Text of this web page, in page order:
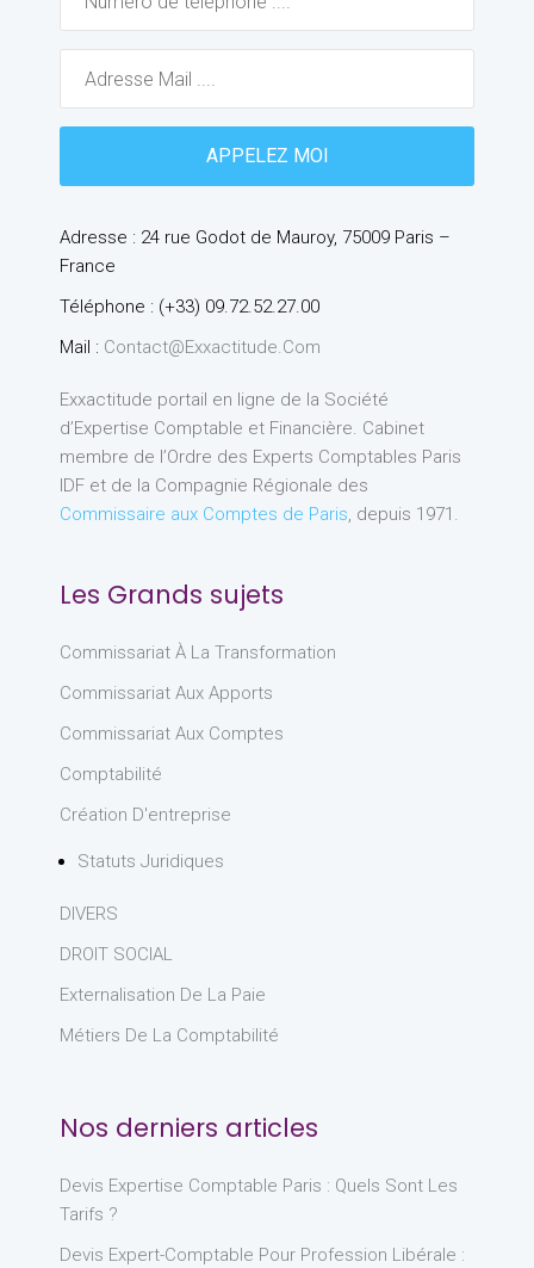
Adresse : 24 rue Godot de Mauroy, 75009 Paris –
France
Téléphone : (+33) 09.72.52.27.00
Mail : Contact@exxactitude.com
Exxactitude portail en ligne de la Société
d’Expertise Comptable et Financière. Cabinet
membre de l’Ordre des Experts Comptables Paris
IDF et de la Compagnie Régionale des
Commissaire aux Comptes de Paris, depuis 1971.
Les Grands sujets
Commissariat À La Transformation
Commissariat Aux Apports
Commissariat Aux Comptes
Comptabilité
Création D'entreprise
Statuts Juridiques
DIVERS
DROIT SOCIAL
Externalisation De La Paie
Métiers De La Comptabilité
Nos derniers articles
Devis Expertise Comptable Paris : Quels Sont Les
Tarifs ?
Devis Expert-Comptable Pour Profession Libérale :